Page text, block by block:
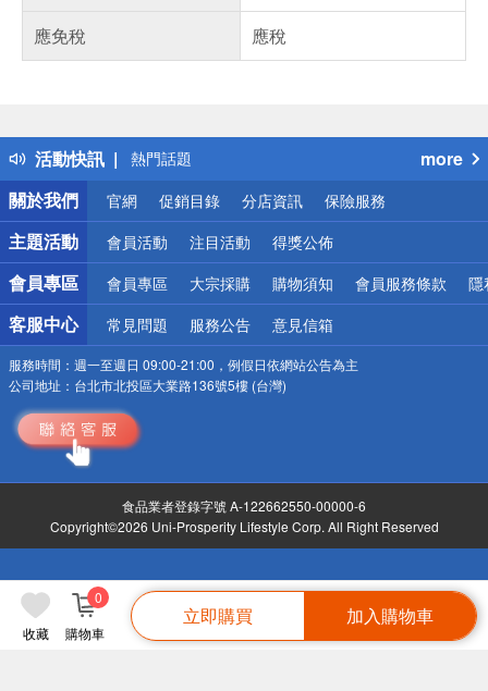
收藏 購物車
0
立即購買 加入購物車
應免稅
應稅
活動快訊
得獎公告
熱門話題
銀行優惠
偏遠地區配送
詐騙網頁！請小心！
more
關於我們
官網 促銷目錄 分店資訊 保險服務
主題活動 會員活動 注目活動 得獎公佈
會員專區 會員專區 大宗採購 購物須知 會員服務條款 隱
客服中心 常見問題 服務公告 意見信箱
服務時間： 週一至週日 09:00-21:00，例假日依網站公告為主
公司地址： 台北市北投區大業路136號5樓 (台灣)
食品業者登錄字號 A-122662550-00000-6
Copyright©2026 Uni-Prosperity Lifestyle Corp. All Right Reserved